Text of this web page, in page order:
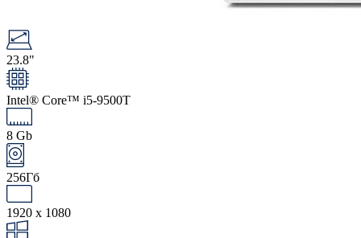
23.8"
Intel® Core™ i5-9500T
8 Gb
256Гб
1920 x 1080